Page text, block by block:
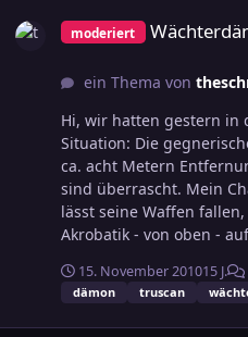
SchneiF
moderiert
ein Thema von
Hi, wir hatten gestern in der Spielrunde folgende
Situation: Die
ca. acht Metern
sind überrascht. Mein
lässt seine Waffen
Akrobatik - von oben -
entscheidet, dass rings
Wächterdämonen
erschweren - es gibt
15. November 201015 J.
dämon truscan